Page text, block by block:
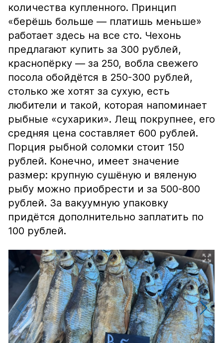
количества купленного. Принцип
«берёшь больше — платишь меньше»
работает здесь на все сто. Чехонь
предлагают купить за 300 рублей,
краснопёрку — за 250, вобла свежего
посола обойдётся в 250-300 рублей,
столько же хотят за сухую, есть
любители и такой, которая напоминает
рыбные «сухарики». Лещ покрупнее, его
средняя цена составляет 600 рублей.
Порция рыбной соломки стоит 150
рублей. Конечно, имеет значение
размер: крупную сушёную и вяленую
рыбу можно приобрести и за 500-800
рублей. За вакуумную упаковку
придётся дополнительно заплатить по
100 рублей.